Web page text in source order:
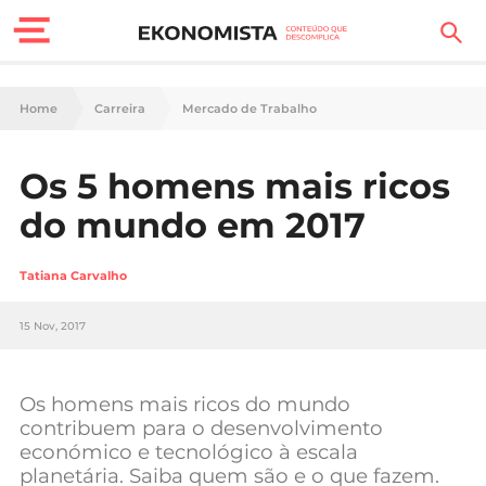
Finanças Pessoais
Carreira
Tecnologia
Negócios
Home Carreira Mercado de Trabalho
Os 5 homens mais ricos
do mundo em 2017
Tatiana Carvalho
15 Nov, 2017
Os homens mais ricos do mundo
contribuem para o desenvolvimento
económico e tecnológico à escala
planetária. Saiba quem são e o que fazem.